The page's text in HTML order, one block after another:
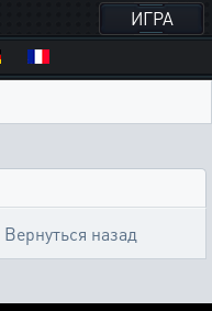
ИГРА
Вернуться назад